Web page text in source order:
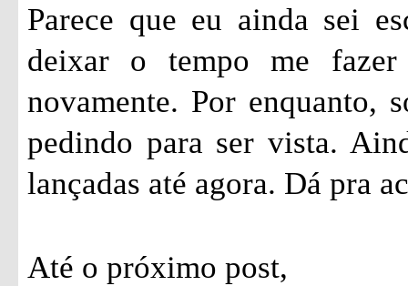
Parece que eu ainda sei
deixar o tempo me fazer
novamente. Por enquanto,
pedindo para ser vista.
lançadas até agora. Dá pra
Até o próximo post,